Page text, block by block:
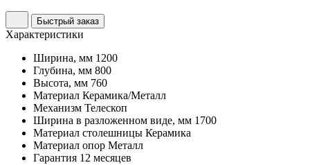
Быстрый заказ
Характеристики
Ширина, мм 1200
Глубина, мм 800
Высота, мм 760
Материал Керамика/Металл
Механизм Телескоп
Ширина в разложенном виде, мм 1700
Материал столешницы Керамика
Материал опор Металл
Гарантия 12 месяцев